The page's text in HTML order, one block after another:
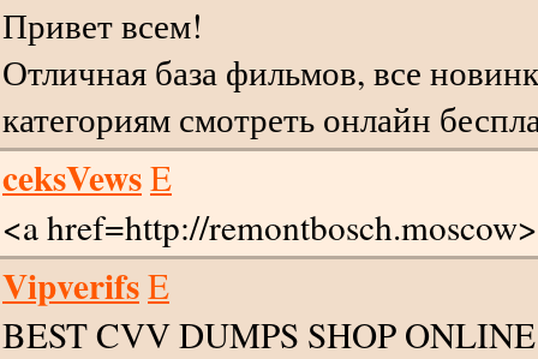
Привет всем!
Отличная база фильмов, все
категориям смотреть онлайн
ceksVewsE
<a href=http://
VipverifsE
BEST CVV DUMPS SHOP ONLINE